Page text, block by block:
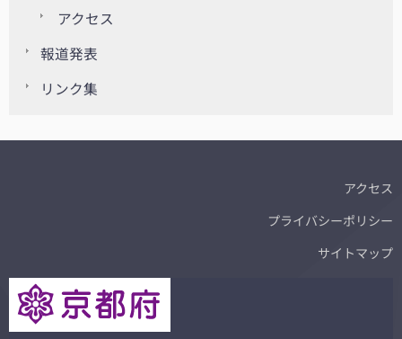
アクセス
報道発表
リンク集
アクセス
プライバシーポリシー
サイトマップ